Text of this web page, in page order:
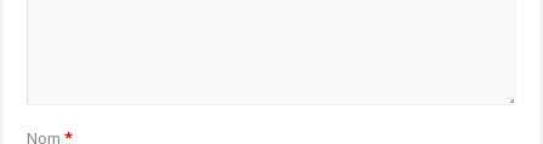
Nom*